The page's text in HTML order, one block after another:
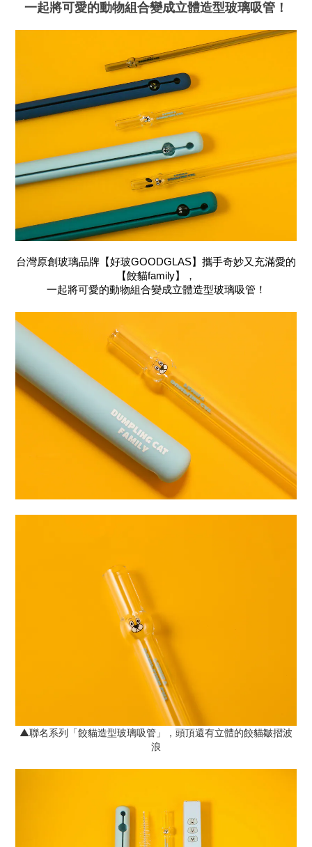
一起將可愛的動物組合變成立體造型玻璃吸管！
台灣原創玻璃品牌【好玻GOODGLAS】攜手奇妙又充滿愛的
【餃貓family】，
一起將可愛的動物組合變成立體造型玻璃吸管！
▲聯名系列「餃貓造型玻璃吸管 」，頭頂還有立體的餃貓皺摺波
浪